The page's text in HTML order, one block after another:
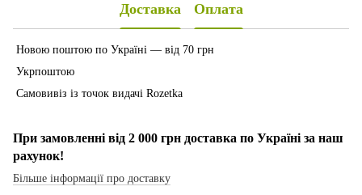
Доставка Оплата
Новою поштою по Україні — від 70 грн
Укрпоштою
Самовивіз із точок видачі Rozetka
При замовленні від 2 000 грн доставка по Україні за наш
рахунок!
Більше інформації про доставку